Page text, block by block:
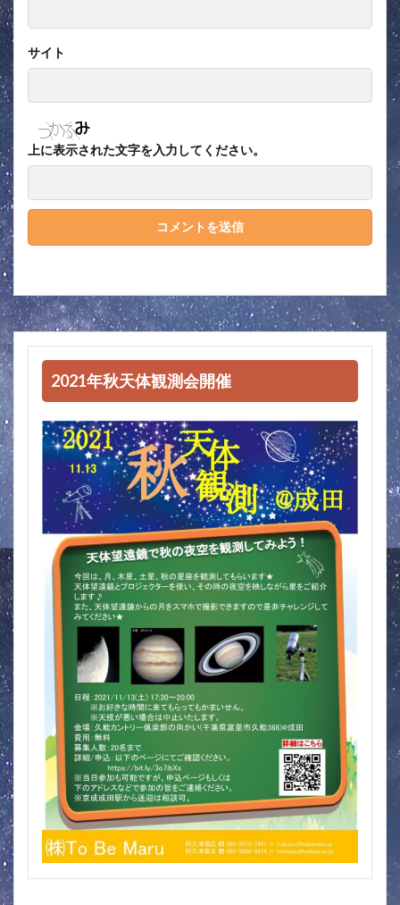
サイト
上に表示された文字を入力してください。
2021年秋天体観測会開催